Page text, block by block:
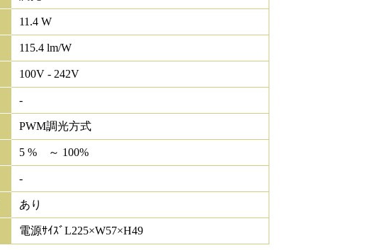
11.4 W
115.4 lm/W
100V - 242V
-
PWM調光方式
5 % ～ 100%
-
あり
電源ｻｲｽﾞL225×W57×H49